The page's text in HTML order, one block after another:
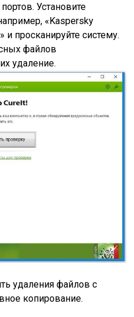
Установите
«Kaspersky
и просканируйте систему.
файлов
удаление.
удаления файлов с
копирование.